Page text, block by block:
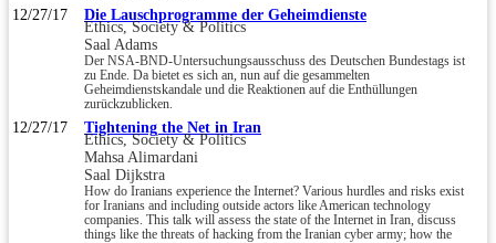
12/27/17 Die Lauschprogramme der Geheimdienste
Ethics, Society & Politics
Saal Adams
Der NSA-BND-Untersuchungsausschuss des Deutschen Bundestags ist
zu Ende. Da bietet es sich an, nun auf die gesammelten
Geheimdienstskandale und die Reaktionen auf die Enthüllungen
zurückzublicken.
12/27/17 Tightening the Net in Iran
Ethics, Society & Politics
Mahsa Alimardani
Saal Dijkstra
How do Iranians experience the Internet? Various hurdles and risks exist
for Iranians and including outside actors like American technology
companies. This talk will assess the state of the Internet in Iran, discuss
things like the threats of hacking from the Iranian cyber army; how the